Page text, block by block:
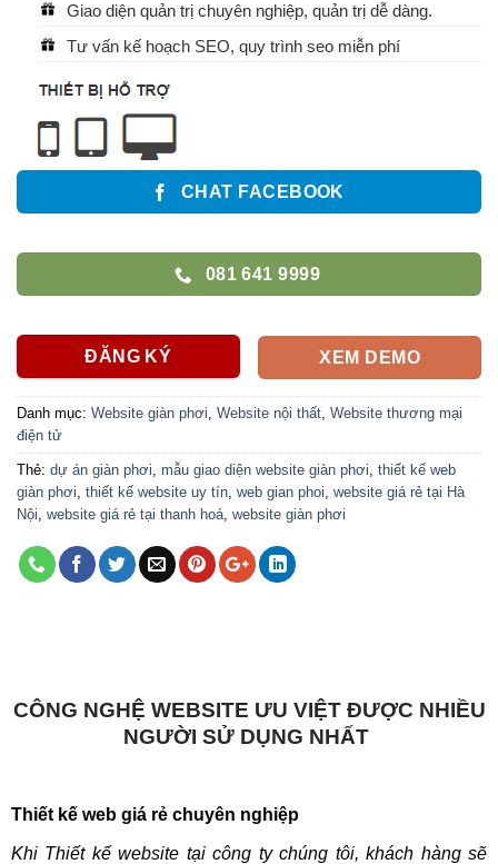
Giao diện quản trị chuyên nghiệp, quản trị dễ dàng.
Tư vấn kế hoạch SEO, quy trình seo miễn phí
CHAT FACEBOOK
081 641 9999
ĐĂNG KÝ XEM DEMO
Danh mục: Website giàn phơi Website nội thất Website thương mại
điện tử
Thẻ: dự án giàn phơi mẫu giao diện website giàn phơi thiết kế web
giàn phơi thiết kế website uy tín web gian phoi website giá rẻ tại Hà
Nội website giá rẻ tại thanh hoá website giàn phơi
CÔNG NGHỆ WEBSITE ƯU VIỆT ĐƯỢC NHIỀU
NGƯỜI SỬ DỤNG NHẤT
Thiết kế web giá rẻ chuyên nghiệp
Khi Thiết kế website tại công ty chúng tôi, khách hàng sẽ